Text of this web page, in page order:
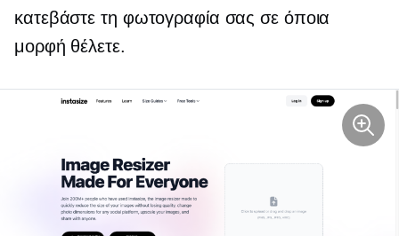
κατεβάστε τη φωτογραφία σας σε όποια
μορφή θέλετε.